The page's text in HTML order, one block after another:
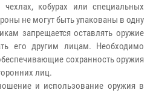
кобурах или специальных
не могут быть упакованы в одну
запрещается оставлять оружие
его другим лицам. Необходимо
сохранность оружия
лиц.
и использование оружия в